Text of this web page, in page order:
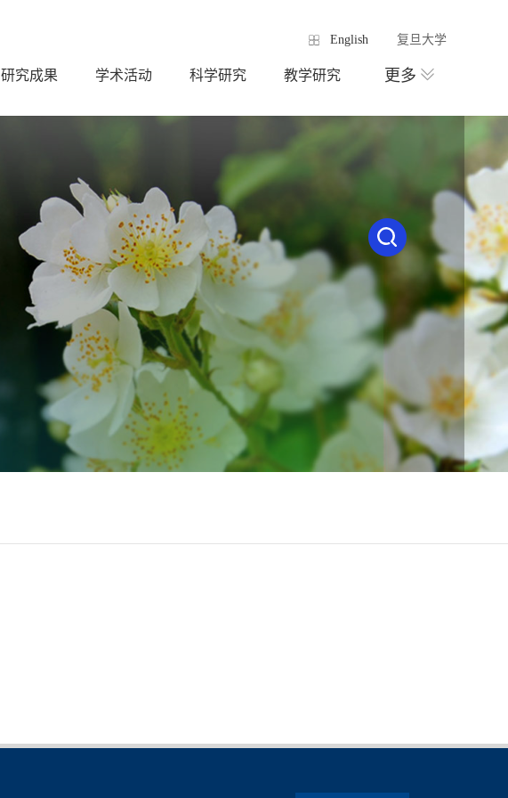
English 复旦大学
研究成果 学术活动 科学研究 教学研究 更多